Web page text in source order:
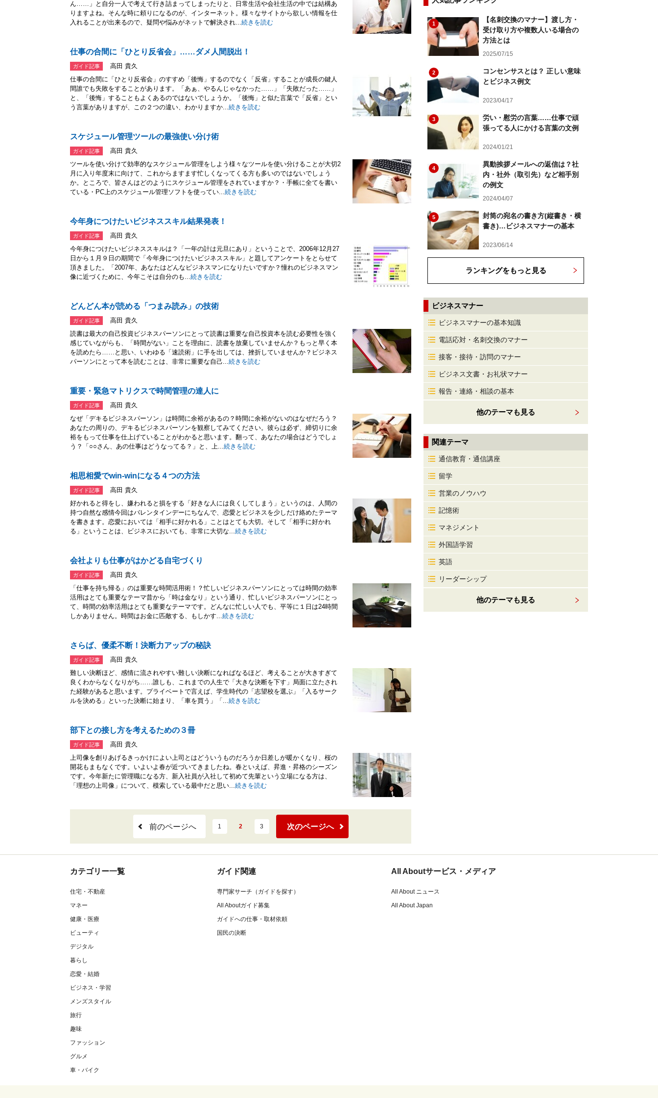
ん……」と自分一人で考えて行き詰まってしまったりと、日常生活や会社生活の中では結構あ
りますよね。そんな時に頼りになるのが、インターネット。様々なサイトから欲しい情報を仕
入れることが出来るので、疑問や悩みがネットで解決され...続きを読む
仕事の合間に「ひとり反省会」……ダメ人間脱出！
ガイド記事
高田 貴久
仕事の合間に「ひとり反省会」のすすめ「後悔」するのでなく「反省」することが成長の鍵人
間誰でも失敗をすることがあります。「あぁ、やるんじゃなかった……」「失敗だった……」
と、「後悔」することもよくあるのではないでしょうか。「後悔」と似た言葉で「反省」とい
う言葉がありますが、この２つの違い、わかりますか...続きを読む
スケジュール管理ツールの最強使い分け術
ガイド記事
高田 貴久
ツールを使い分けて効率的なスケジュール管理をしよう様々なツールを使い分けることが大切2
月に入り年度末に向けて、これからますます忙しくなってくる方も多いのではないでしょう
か。ところで、皆さんはどのようにスケジュール管理をされていますか？・手帳に全てを書い
ている・PC上のスケジュール管理ソフトを使ってい...続きを読む
今年身につけたいビジネススキル結果発表！
ガイド記事
高田 貴久
今年身につけたいビジネススキルは？「一年の計は元旦にあり」ということで、2006年12月27
日から１月９日の期間で「今年身につけたいビジネススキル」と題してアンケートをとらせて
頂きました。「2007年、あなたはどんなビジネスマンになりたいですか？憧れのビジネスマン
像に近づくために、今年こそは自分のも...続きを読む
どんどん本が読める「つまみ読み」の技術
ガイド記事
高田 貴久
読書は最大の自己投資ビジネスパーソンにとって読書は重要な自己投資本を読む必要性を強く
感じていながらも、「時間がない」ことを理由に、読書を放棄していませんか？もっと早く本
を読めたら……と思い、いわゆる「速読術」に手を出しては、挫折していませんか？ビジネス
パーソンにとって本を読むことは、非常に重要な自己...続きを読む
重要・緊急マトリクスで時間管理の達人に
ガイド記事
高田 貴久
なぜ「デキるビジネスパーソン」は時間に余裕があるの？時間に余裕がないのはなぜだろう？
あなたの周りの、デキるビジネスパーソンを観察してみてください。彼らは必ず、締切りに余
裕をもって仕事を仕上げていることがわかると思います。翻って、あなたの場合はどうでしょ
う？「○○さん、あの仕事はどうなってる？」と、上...続きを読む
相思相愛でwin-winになる４つの方法
ガイド記事
高田 貴久
好かれると得をし、嫌われると損をする「好きな人には良くしてしまう」というのは、人間の
持つ自然な感情今回はバレンタインデーにちなんで、恋愛とビジネスを少しだけ絡めたテーマ
を書きます。恋愛においては「相手に好かれる」ことはとても大切。そして「相手に好かれ
る」ということは、ビジネスにおいても、非常に大切な...続きを読む
会社よりも仕事がはかどる自宅づくり
ガイド記事
高田 貴久
「仕事を持ち帰る」のは重要な時間活用術！？忙しいビジネスパーソンにとっては時間の効率
活用はとても重要なテーマ昔から「時は金なり」という通り、忙しいビジネスパーソンにとっ
て、時間の効率活用はとても重要なテーマです。どんなに忙しい人でも、平等に１日は24時間
しかありません。時間はお金に匹敵する、もしかす...続きを読む
さらば、優柔不断！決断力アップの秘訣
ガイド記事
高田 貴久
難しい決断ほど、感情に流されやすい難しい決断になればなるほど、考えることが大きすぎて
良くわからなくなりがち……誰しも、これまでの人生で「大きな決断を下す」局面に立たされ
た経験があると思います。プライベートで言えば、学生時代の「志望校を選ぶ」「入るサーク
ルを決める」といった決断に始まり、「車を買う」「...続きを読む
部下との接し方を考えるための３冊
ガイド記事
高田 貴久
上司像を創りあげるきっかけによい上司とはどういうものだろうか日差しが暖かくなり、桜の
開花もまもなくです。いよいよ春が近づいてきましたね。春といえば、昇進・昇格のシーズン
です。今年新たに管理職になる方、新入社員が入社して初めて先輩という立場になる方は、
「理想の上司像」について、模索している最中だと思い...続きを読む
前のページへ 1 2 3 次のページへ
1
【名刺交換のマナー】渡し方・
受け取り方や複数人いる場合の
方法とは
2025/07/15
2
コンセンサスとは？ 正しい意味
とビジネス例文
2023/04/17
3
労い・慰労の言葉……仕事で頑
張ってる人にかける言葉の文例
2024/01/21
4
異動挨拶メールへの返信は？社
内・社外（取引先）など相手別
の例文
2024/04/07
5
封筒の宛名の書き方(縦書き・横
書き)…ビジネスマナーの基本
2023/06/14
ランキングをもっと見る
ビジネスマナー
ビジネスマナーの基本知識
電話応対・名刺交換のマナー
接客・接待・訪問のマナー
ビジネス文書・お礼状マナー
報告・連絡・相談の基本
他のテーマも見る
関連テーマ
通信教育・通信講座
留学
営業のノウハウ
記憶術
マネジメント
外国語学習
英語
リーダーシップ
他のテーマも見る
カテゴリー一覧
住宅・不動産
マネー
健康・医療
ビューティ
デジタル
暮らし
恋愛・結婚
ビジネス・学習
メンズスタイル
旅行
趣味
ファッション
グルメ
車・バイク
ガイド関連
専門家サーチ（ガイドを探す）
All Aboutガイド募集
ガイドへの仕事・取材依頼
国民の決断
All Aboutサービス・メディア
All About ニュース
All About Japan